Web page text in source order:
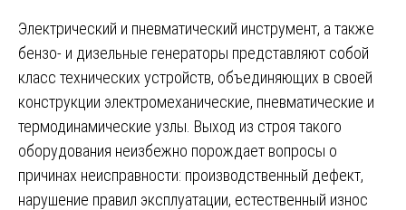
Электрический и пневматический инструмент, а также
бензо- и дизельные генераторы представляют собой
класс технических устройств, объединяющих в своей
конструкции электромеханические, пневматические и
термодинамические узлы. Выход из строя такого
оборудования неизбежно порождает вопросы о
причинах неисправности: производственный дефект,
нарушение правил эксплуатации, естественный износ